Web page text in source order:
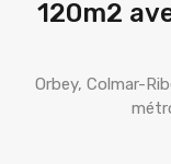
120m2
Orbey, Colmar-